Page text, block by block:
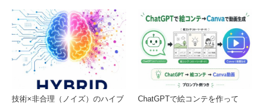
技術×非合理（ノイズ）のハイブ
ChatGPTで絵コンテを作って